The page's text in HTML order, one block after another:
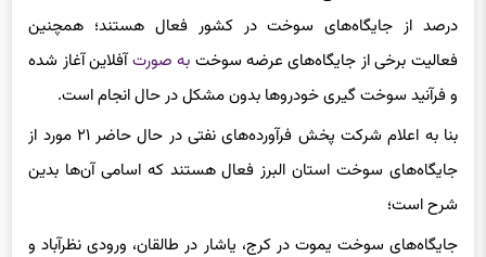
درصد از جایگاه‌های سوخت در کشور فعال هستند؛ همچنین
فعالیت برخی از جایگاه‌های عرضه سوخت به صورتآفلاین آغاز شده
و فرآنید سوخت گیری خودروها بدون مشکل در حال انجام است.
بنا به اعلام شرکت پخش فرآورده‌های نفتی در حال حاضر ۲۱ مورد از
جایگاه‌های سوخت استان البرز فعال هستند که اسامی آن‌ها بدین
شرح است؛
جایگاه‌های سوخت یموت در کرج، یاشار در طالقان، ورودی نظرآباد و